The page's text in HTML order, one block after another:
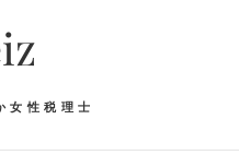
女性税理士